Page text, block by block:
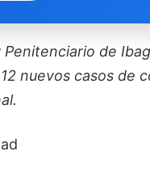
de
nuevos casos de